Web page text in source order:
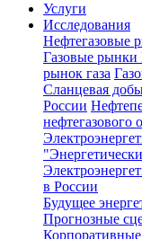
Услуги
Исследования
Нефтегазовые
Газовые
рынок газа
Сланцевая
России
нефтегазового
в России
Будущее
Прогнозные
Корпоративные